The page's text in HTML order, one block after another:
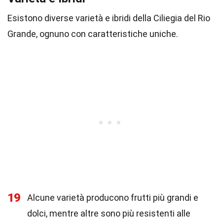
Esistono diverse varietà e ibridi della Ciliegia del Rio
Grande, ognuno con caratteristiche uniche.
19
Alcune varietà producono frutti più grandi e
dolci, mentre altre sono più resistenti alle